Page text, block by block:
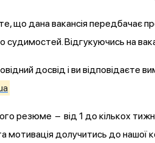
що дана вакансія передбачає
Відгукуючись на
досвід і ви відповідаєте
резюме – від 1 до кількох
долучитись до нашої